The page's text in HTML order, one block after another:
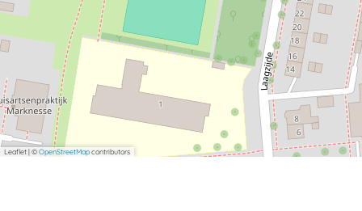
Leaflet|©OpenStreetMapcontributors